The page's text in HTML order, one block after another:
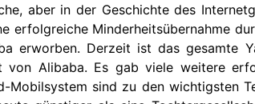
aber in der Geschichte des
erfolgreiche Minderheitsübernahme
erworben. Derzeit ist das gesamte
Alibaba. Es gab viele weitere
Mobilsystem sind zu den wichtigsten